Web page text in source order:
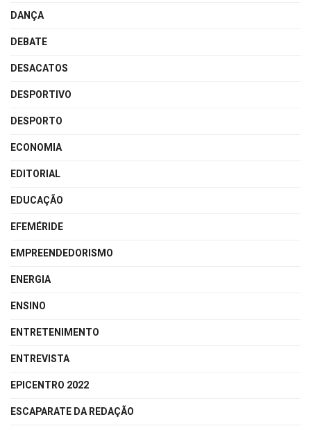
DANÇA
DEBATE
DESACATOS
DESPORTIVO
DESPORTO
ECONOMIA
EDITORIAL
EDUCAÇÃO
EFEMÉRIDE
EMPREENDEDORISMO
ENERGIA
ENSINO
ENTRETENIMENTO
ENTREVISTA
EPICENTRO 2022
ESCAPARATE DA REDAÇÃO